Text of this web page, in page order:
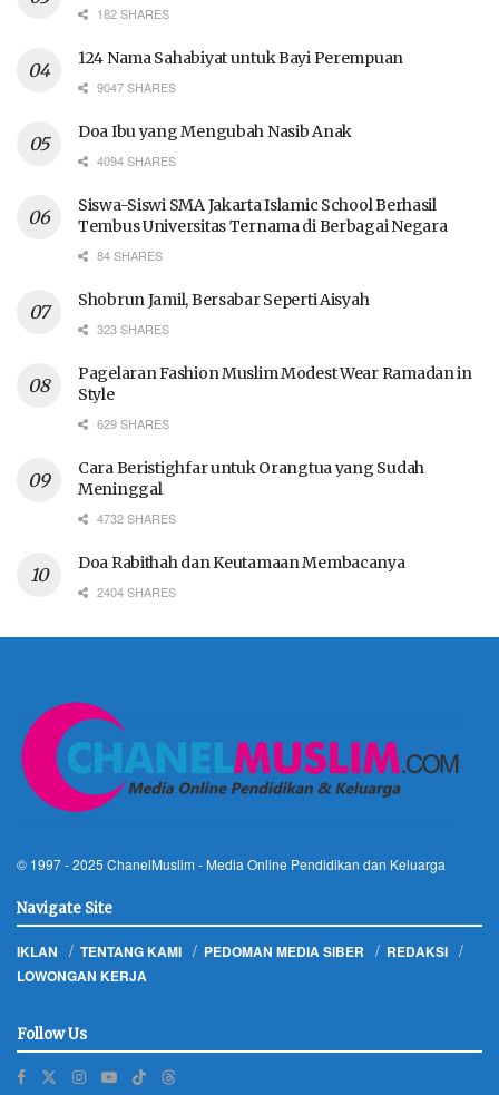
182 SHARES
124 Nama Sahabiyat untuk Bayi Perempuan
9047 SHARES
Doa Ibu yang Mengubah Nasib Anak
4094 SHARES
Siswa-Siswi SMA Jakarta Islamic School Berhasil
Tembus Universitas Ternama di Berbagai Negara
84 SHARES
Shobrun Jamil, Bersabar Seperti Aisyah
323 SHARES
Pagelaran Fashion Muslim Modest Wear Ramadan in
Style
629 SHARES
Cara Beristighfar untuk Orangtua yang Sudah
Meninggal
4732 SHARES
Doa Rabithah dan Keutamaan Membacanya
2404 SHARES
© 1997 - 2025 ChanelMuslim - Media Online Pendidikan dan Keluarga
Navigate Site
IKLAN TENTANG KAMI PEDOMAN MEDIA SIBER
REDAKSI
LOWONGAN KERJA
Follow Us